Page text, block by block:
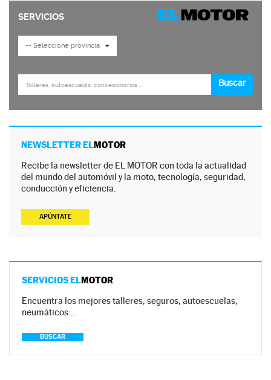
NEWSLETTER ELMOTOR
Recibe la newsletter de EL MOTOR con toda la actualidad
del mundo del automóvil y la moto, tecnología, seguridad,
conducción y eficiencia.
APÚNTATE
SERVICIOS ELMOTOR
Encuentra los mejores talleres, seguros, autoescuelas,
neumáticos…
BUSCAR